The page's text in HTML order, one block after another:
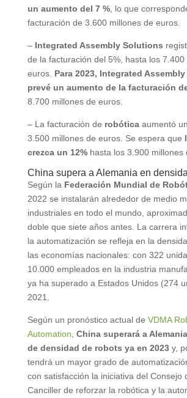
un aumento del 7 %, lo que
facturación de 3.600 millones de euros.
–Integrated Assembly Solutions
de la facturación del 5%, hasta los 7.400
euros. Para 2023, Integrated
prevé un aumento de la facturación
8.700 millones de euros.
– La facturación de robóticaaumentó
3.500 millones de euros. Se espera que
crezca un 12%hasta los 3.900 millones
China supera a Alemania en
Según la Federación Mundial de
2022 se instalarán alrededor de medio
industriales en todo el mundo,
doble que siete años antes. La carrera
la automatización se refleja en la
las economías nacionales: con 322
10.000 empleados en la industria
ya ha superado a Estados Unidos (274
2021.
Según un pronóstico actual de VDMA
Automation China superará a
de densidad de robots ya en 2023y,
tendrá un mayor grado de
con satisfacción la iniciativa del Consejo
Canciller de reforzar la robótica y la